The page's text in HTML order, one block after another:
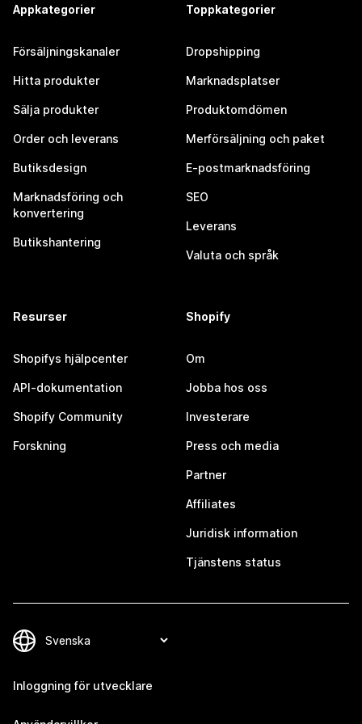
Appkategorier
Försäljningskanaler
Hitta produkter
Sälja produkter
Order och leverans
Butiksdesign
Marknadsföring och
konvertering
Butikshantering
Toppkategorier
Dropshipping
Marknadsplatser
Produktomdömen
Merförsäljning och paket
E-postmarknadsföring
SEO
Leverans
Valuta och språk
Resurser
Shopifys hjälpcenter
API-dokumentation
Shopify Community
Forskning
Shopify
Om
Jobba hos oss
Investerare
Press och media
Partner
Affiliates
Juridisk information
Tjänstens status
Inloggning för utvecklare